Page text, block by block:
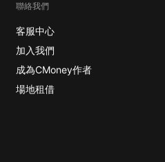
聯絡我們
客服中心
加入我們
成為CMoney作者
場地租借